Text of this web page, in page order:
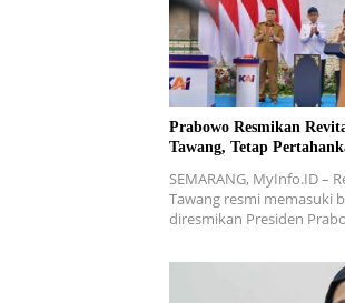
Prabowo Resmikan
Tawang, Tetap
SEMARANG, MyInfo.ID –
Tawang resmi memasuki
diresmikan Presiden